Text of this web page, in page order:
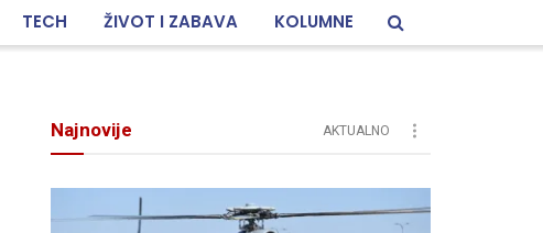
TECH ŽIVOT I ZABAVA KOLUMNE
Najnovije AKTUALNO